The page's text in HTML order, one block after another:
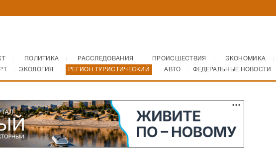
ПОЛИТИКА РАССЛЕДОВАНИЯ ПРОИСШЕСТВИЯ ЭКОНОМИКА
ЭКОЛОГИЯ РЕГИОН ТУРИСТИЧЕСКИЙ АВТО ФЕДЕРАЛЬНЫЕ НОВОСТИ